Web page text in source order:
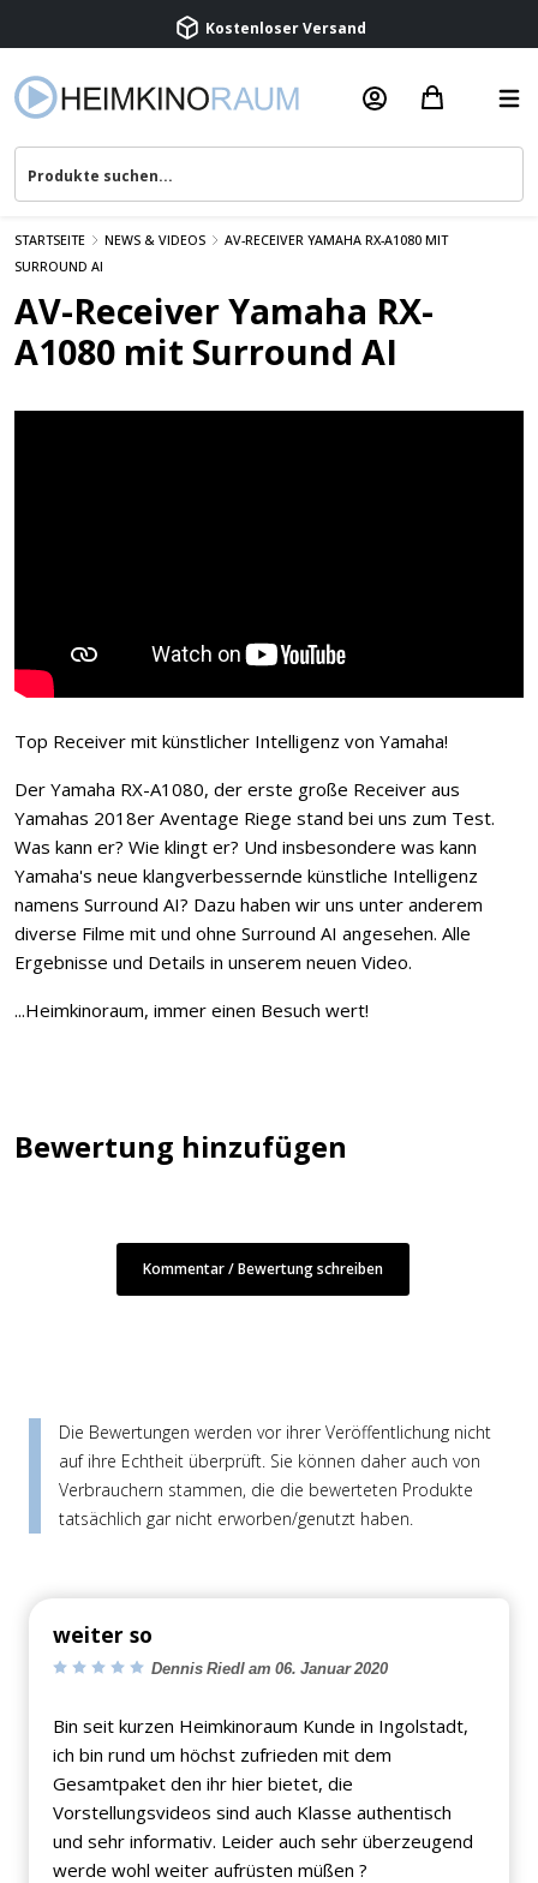
Kostenloser Versand
Beratung & Service
STARTSEITE NEWS & VIDEOS
AV-RECEIVER YAMAHA RX-A1080 MIT
SURROUND AI
AV-Receiver Yamaha RX-
A1080 mit Surround AI
Top Receiver mit künstlicher Intelligenz von Yamaha!
Der Yamaha RX-A1080, der erste große Receiver aus
Yamahas 2018er Aventage Riege stand bei uns zum Test.
Was kann er? Wie klingt er? Und insbesondere was kann
Yamaha's neue klangverbessernde künstliche Intelligenz
namens Surround AI? Dazu haben wir uns unter anderem
diverse Filme mit und ohne Surround AI angesehen. Alle
Ergebnisse und Details in unserem neuen Video.
...Heimkinoraum, immer einen Besuch wert!
Bewertung hinzufügen
Kommentar / Bewertung schreiben
Die Bewertungen werden vor ihrer Veröffentlichung nicht
auf ihre Echtheit überprüft. Sie können daher auch von
Verbrauchern stammen, die die bewerteten Produkte
tatsächlich gar nicht erworben/genutzt haben.
weiter so
Dennis Riedl am 06. Januar 2020
Bin seit kurzen Heimkinoraum Kunde in Ingolstadt,
ich bin rund um höchst zufrieden mit dem
Gesamtpaket den ihr hier bietet, die
Vorstellungsvideos sind auch Klasse authentisch
und sehr informativ. Leider auch sehr überzeugend
werde wohl weiter aufrüsten müßen ?